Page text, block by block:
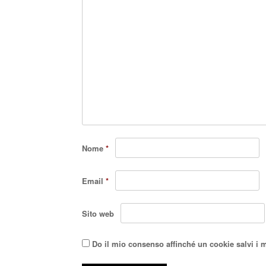
Nome *
Email *
Sito web
Do il mio consenso affinché un cookie salvi i